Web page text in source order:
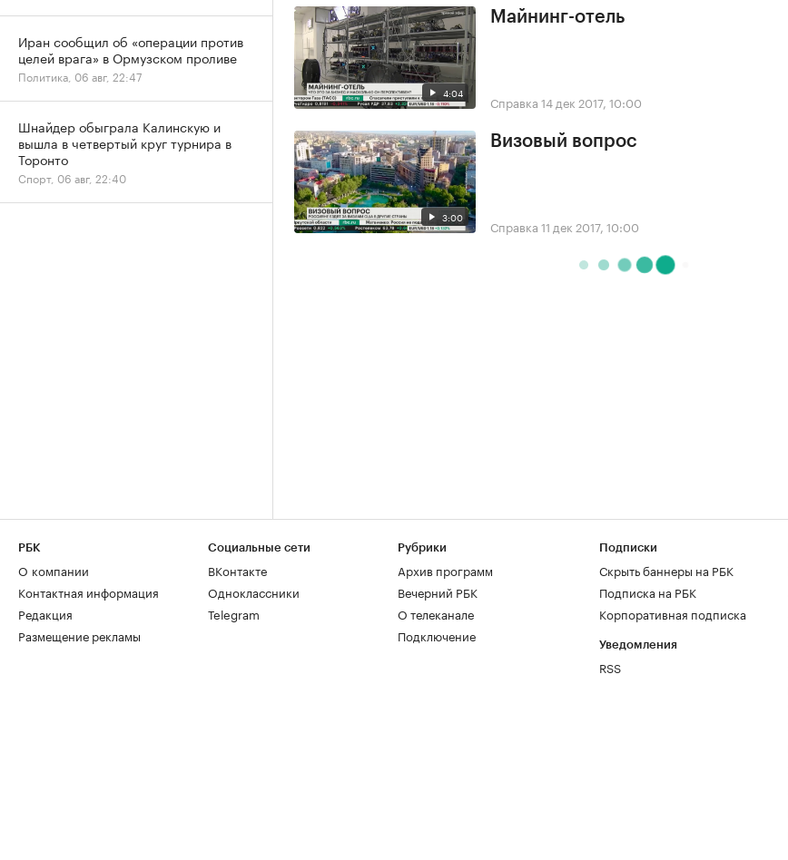
4:04
Майнинг-отель
Справка 14 дек 2017, 10:00
3:00
Визовый вопрос
Справка 11 дек 2017, 10:00
Иран сообщил об «операции против
целей врага» в Ормузском проливе
Политика, 06 авг, 22:47
Шнайдер обыграла Калинскую и
вышла в четвертый круг турнира в
Торонто
Спорт, 06 авг, 22:40
РБК
О компании
Контактная информация
Редакция
Размещение рекламы
Социальные сети
ВКонтакте
Одноклассники
Telegram
Рубрики
Архив программ
Вечерний РБК
О телеканале
Подключение
Подписки
Скрыть баннеры на РБК
Подписка на РБК
Корпоративная подписка
Уведомления
RSS